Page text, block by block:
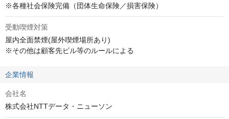
※各種社会保険完備（団体生命保険／損害保険）
受動喫煙対策
屋内全面禁煙(屋外喫煙場所あり)
※その他は顧客先ビル等のルールによる
企業情報
会社名
株式会社NTTデータ・ニューソン